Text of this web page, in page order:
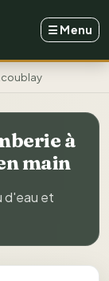
☰ Menu
à
main
d'eau et